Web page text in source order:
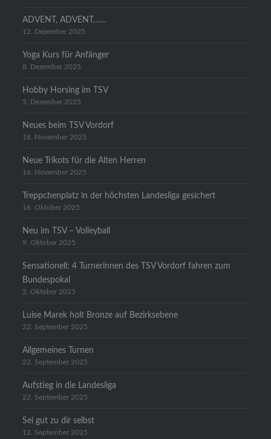
ADVENT, ADVENT……
12. Dezember 2025
Yoga Kurs für Anfänger
8. Dezember 2025
Hobby Horsing im TSV
5. Dezember 2025
Neues beim TSV Vordorf
18. November 2025
Neue Trikots für die Alten Herren
16. November 2025
Treppchenplatz in der höchsten Landesliga gesichert
16. Oktober 2025
Neu im TSV – Volleyball
9. Oktober 2025
Sensationell: 4 Turnerinnen des TSV Vordorf fahren zum
Bundespokal
2. Oktober 2025
Luise Marek holt Bronze auf Bezirksebene
22. September 2025
Allgemeines Turnen
22. September 2025
Aufstieg in die Landesliga
22. September 2025
Sei gut zu dir selbst
12. September 2025